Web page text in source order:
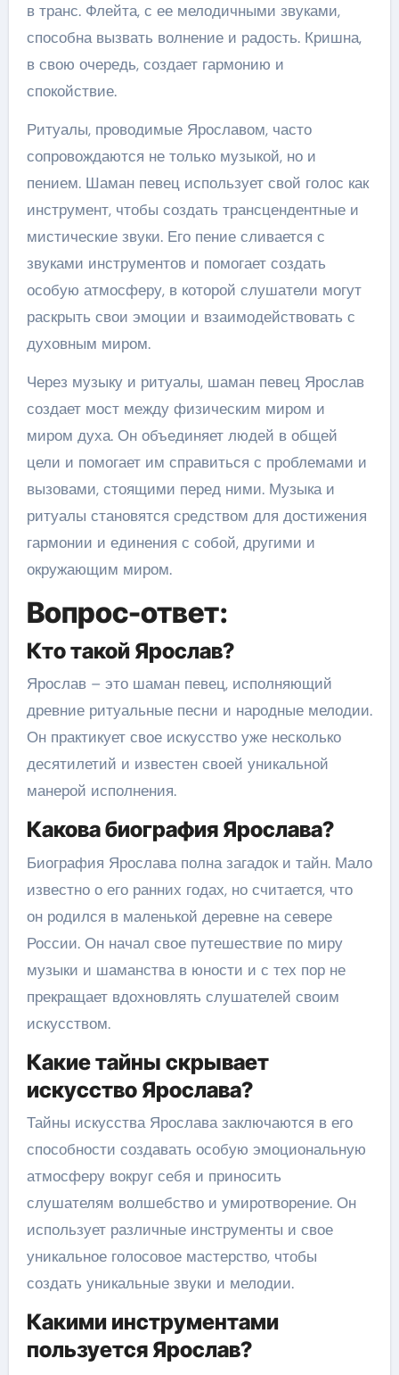
в транс. Флейта, с ее мелодичными звуками,
способна вызвать волнение и радость. Кришна,
в свою очередь, создает гармонию и
спокойствие.
Ритуалы, проводимые Ярославом, часто
сопровождаются не только музыкой, но и
пением. Шаман певец использует свой голос как
инструмент, чтобы создать трансцендентные и
мистические звуки. Его пение сливается с
звуками инструментов и помогает создать
особую атмосферу, в которой слушатели могут
раскрыть свои эмоции и взаимодействовать с
духовным миром.
Через музыку и ритуалы, шаман певец Ярослав
создает мост между физическим миром и
миром духа. Он объединяет людей в общей
цели и помогает им справиться с проблемами и
вызовами, стоящими перед ними. Музыка и
ритуалы становятся средством для достижения
гармонии и единения с собой, другими и
окружающим миром.
Вопрос-ответ:
Кто такой Ярослав?
Ярослав – это шаман певец, исполняющий
древние ритуальные песни и народные мелодии.
Он практикует свое искусство уже несколько
десятилетий и известен своей уникальной
манерой исполнения.
Какова биография Ярослава?
Биография Ярослава полна загадок и тайн. Мало
известно о его ранних годах, но считается, что
он родился в маленькой деревне на севере
России. Он начал свое путешествие по миру
музыки и шаманства в юности и с тех пор не
прекращает вдохновлять слушателей своим
искусством.
Какие тайны скрывает
искусство Ярослава?
Тайны искусства Ярослава заключаются в его
способности создавать особую эмоциональную
атмосферу вокруг себя и приносить
слушателям волшебство и умиротворение. Он
использует различные инструменты и свое
уникальное голосовое мастерство, чтобы
создать уникальные звуки и мелодии.
Какими инструментами
пользуется Ярослав?